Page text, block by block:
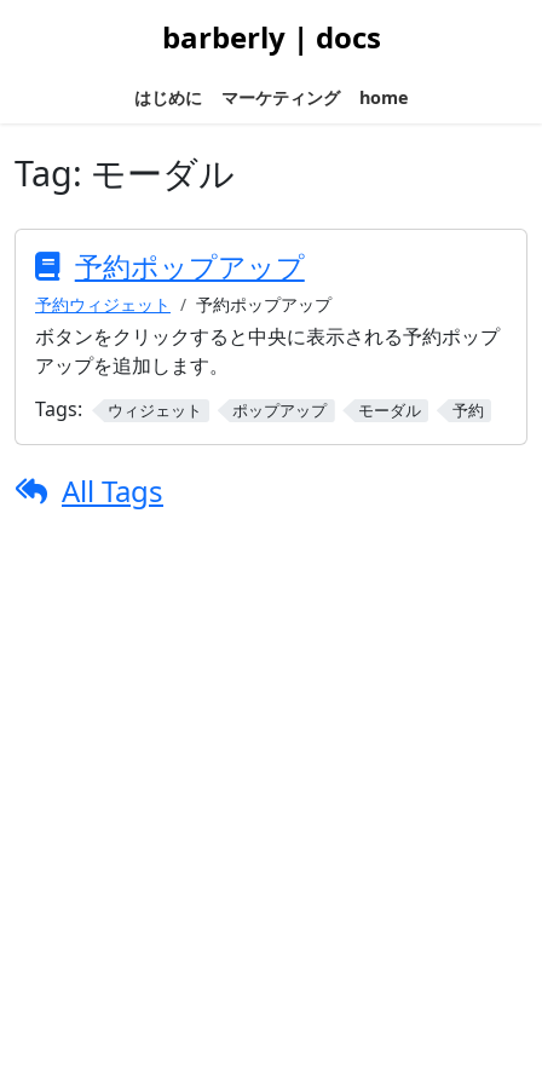
barberly | docs
はじめに マーケティング home
Tag: モーダル
予約ポップアップ
予約ウィジェット 予約ポップアップ
ボタンをクリックすると中央に表示される予約ポップ
アップを追加します。
Tags:
ウィジェット ポップアップ モーダル 予約
All Tags